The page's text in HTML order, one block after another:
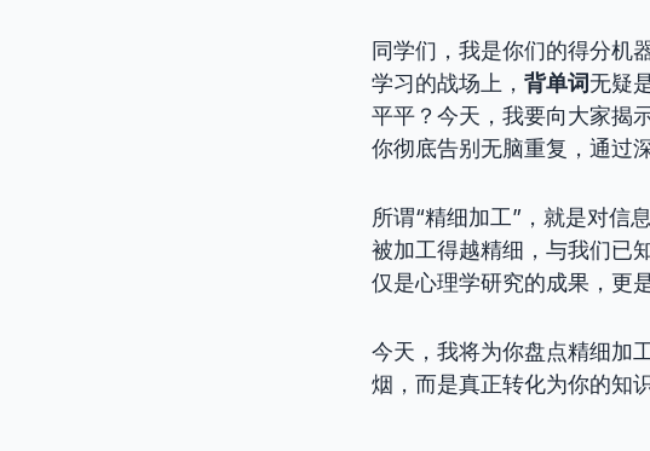
同学们，我是你们的得分机
学习的战场上， 背单词无疑
平平？今天，我要向大家揭
你彻底告别无脑重复，通过
所谓“精细加工”，就是对信
被加工得越精细，与我们已
仅是心理学研究的成果，更
今天，我将为你盘点精细加
烟，而是真正转化为你的知